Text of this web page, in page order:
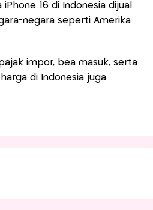
16 di Indonesia dijual
negara seperti Amerika
impor, bea masuk, serta
di Indonesia juga